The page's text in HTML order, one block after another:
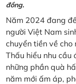
đồng.
Năm 2024 đang
người Việt Nam
chuyển tiền về cho
Thấu hiểu nhu cầu
những phần quà
năm mới ấm áp,